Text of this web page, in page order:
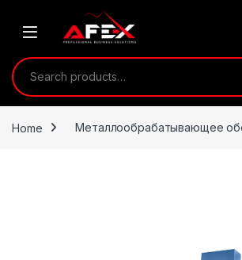
Search for:
Home Металлообрабатывающее